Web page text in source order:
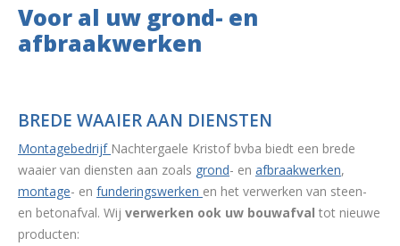
Voor al uw grond- en
afbraakwerken
BREDE WAAIER AAN DIENSTEN
Montagebedrijf Nachtergaele Kristof bvba biedt een brede
waaier van diensten aan zoals grond- en afbraakwerken,
montage- en funderingswerken en het verwerken van steen-
en betonafval. Wij verwerken ook uw bouwafval tot nieuwe
producten: